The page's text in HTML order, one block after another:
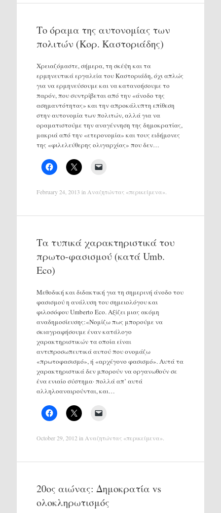
Το όραμα της αυτονομίας των
πολιτών (Κορ. Καστοριάδης)
Χρειαζόμαστε, σήμερα, τη σκέψη και τα
ερμηνευτικά εργαλεία του Καστοριάδη, όχι απλώς
για να ερμηνεύσουμε και να κατανοήσουμε το
παρόν, που συντρίβεται από την «άνοδο της
ασημαντότητας» και την απροκάλυπτη επίθεση
στην αυτονομία των πολιτών, αλλά για να
οραματιστούμε την αναγέννηση της δημοκρατίας,
μακριά από την «ετερονομία» και τους ειδήμονες
της «φιλελεύθερης ολιγαρχίας» που δεν…
February 24, 2013 in Αναζητώντας «περικείμενα»
Τα τυπικά χαρακτηριστικά του
πρωτο-φασισμού (κατά Umb.
Eco)
Μεθοδική και διδακτική για τη σημερινή άνοδο του
φασισμού η ανάλυση του σημειολόγου και
φιλοσόφου Umberto Eco. Αξίζει μιας ακόμη
αναδημοσίευσης:«Νομίζω πως μπορούμε να
σκιαγραφήσουμε έναν κατάλογο
χαρακτηριστικών τα οποία είναι
αντιπροσωπευτικά αυτού που ονομάζω
«πρωτοφασισμό», ή «αρχέγονο φασισμό». Αυτά τα
χαρακτηριστικά δεν μπορούν να οργανωθούν σε
ένα ενιαίο σύστημα· πολλά απ’ αυτά
αλληλοαναιρούνται, και…
October 29, 2012 in Αναζητώντας «περικείμενα»
20ος αιώνας: Δημοκρατία vs
ολοκληρωτισμός